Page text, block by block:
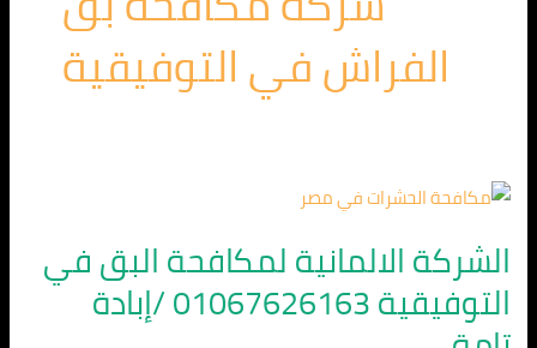
الفراش في التوفيقية
الشركة الالمانية لمكافحة البق في
التوفيقية 01067626163 /إبادة
الشركة
لمكافحة
البق
في